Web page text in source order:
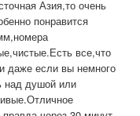
Азия,то очень
понравится
все,что
даже если вы немного
над душой или